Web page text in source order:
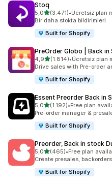
Stoq
5,05 yıldız üzerinden
(3.471)
toplam 3471 değerlendirme
•Ücretsiz plan
Bir daha stokta bildirimleri
Built for Shopify
PreOrder Globo | Back in
4,95 yıldız üzerinden
(1.814)
toplam 1814 değerlendirme
•Ücretsiz plan
Drive sales with Pre-order
Built for Shopify
Essent Preorder Back in
5,05 yıldız üzerinden
(1.192)
toplam 1192 değerlendirme
•Free plan
Pre-order manager &
Built for Shopify
Preorder, Back in stock
5,05 yıldız üzerinden
(465)
toplam 465 değerlendirme
•Free plan
Create presales,
Built for Shopify